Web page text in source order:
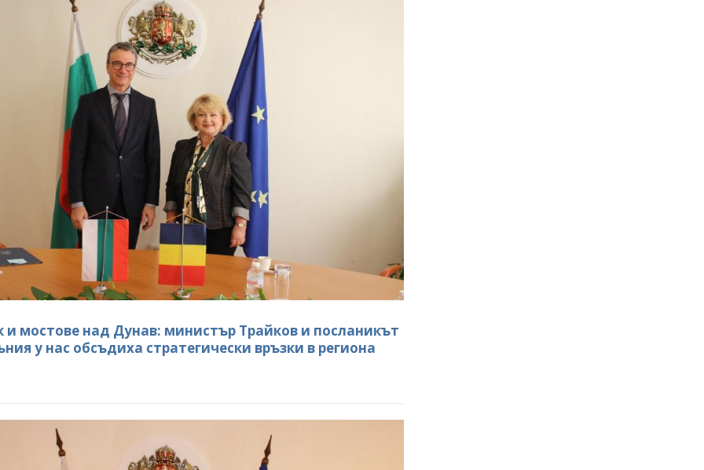
и мостове над Дунав: министър Трайков и посланикът
у нас обсъдиха стратегически връзки в региона